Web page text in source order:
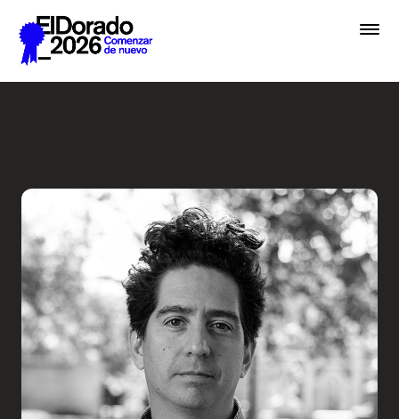
Saltar al contenido principal
Academias
Archivo
Inscribir
Boletería